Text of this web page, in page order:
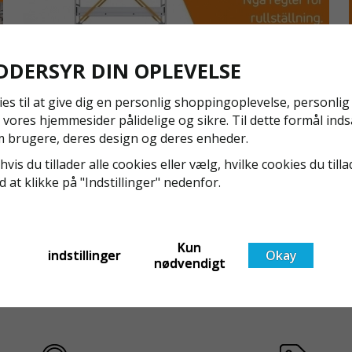
let og nem
brugerens
løsning for
Den
jævn og
giver
NYA REGLER FÖR RULLSTÄLLNING - AFS2023:9 &
EN1004:2020
Även om det kan verka högst osannolikt så är våra
ändring på. Från och med 2025 träder nya
föreskrifter i kraft i Sverige gällande rullställningar,
Läs mer om de nya reglerna!
DIN OPLEVELSE
til at give dig en personlig shoppingoplevelse,
hjemmesider pålidelige og sikre. Til dette formål
brugere, deres design og deres enheder.
du tillader alle cookies eller vælg, hvilke cookies du
at klikke på "Indstillinger" nedenfor.
indstillinger
Kun
nødvendigt
Okay